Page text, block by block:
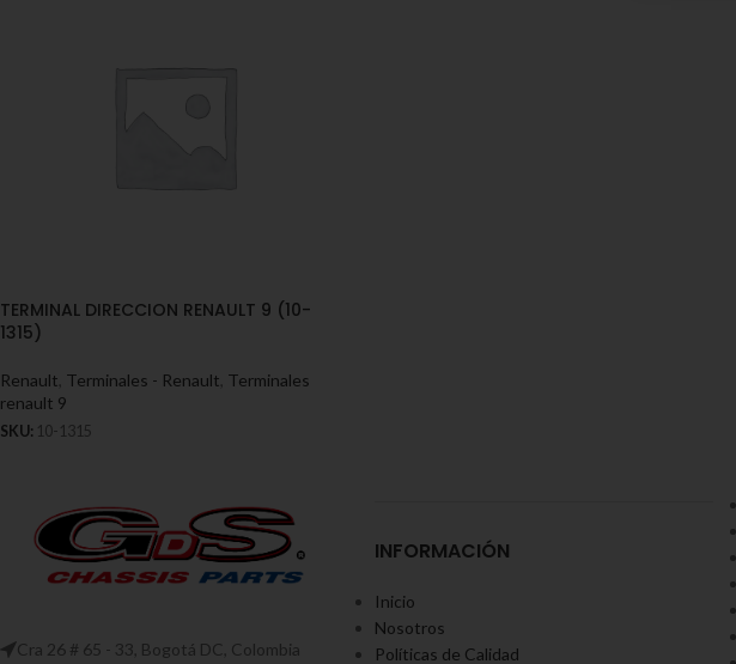
TERMINAL DIRECCION RENAULT 9 (10-
1315)
Renault Terminales - Renault Terminales
renault 9
SKU: 10-1315
Cra 26 # 65 - 33, Bogotá DC, Colombia
INFORMACIÓN
Inicio
Nosotros
Políticas de Calidad